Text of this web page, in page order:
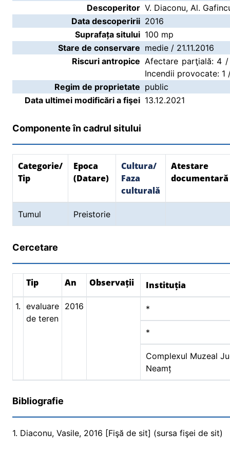
Descoperitor V. Diaconu, Al.
Data descoperirii 2016
Suprafața sitului 100 mp
Stare de conservare medie / 21.11.2016
Riscuri antropice Afectare parţială: 4 /
Incendii provocate: 1 /
Regim de proprietate public
Data ultimei modificări a fişei 13.12.2021
Componente în cadrul sitului
Categorie/
Tip
Epoca
(Datare)
Cultura/
Faza
culturală
Atestare
documentară
Tumul Preistorie
Cercetare
Tip An Observații Instituția
1. evaluare
de teren
2016 *
*
Complexul Muzeal
Neamț
Bibliografie
1. Diaconu, Vasile, 2016 [Fişă de sit] (sursa fişei de sit)